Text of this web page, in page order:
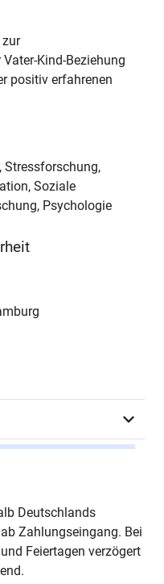
zur
Kind-Beziehung
positiv erfahrenen
Stressforschung,
Soziale
Psychologie
2005
Deutschlands
Zahlungseingang. Bei
Feiertagen verzögert